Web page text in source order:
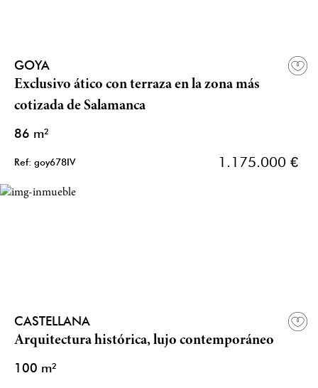
GOYA
Exclusivo ático con terraza en la zona más
cotizada de Salamanca
86 m²
Ref: goy678IV 1.175.000 €
CASTELLANA
Arquitectura histórica, lujo contemporáneo
100 m²